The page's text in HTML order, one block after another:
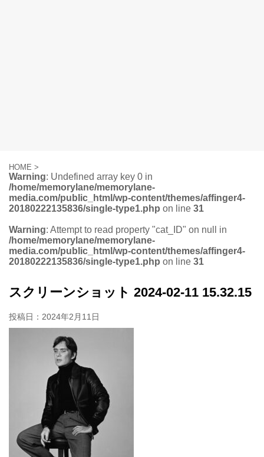
HOME >
Warning: Undefined array key 0 in
/home/memorylane/memorylane-
media.com/public_html/wp-content/themes/affinger4-
20180222135836/single-type1.php on line 31
Warning: Attempt to read property "cat_ID" on null in
/home/memorylane/memorylane-
media.com/public_html/wp-content/themes/affinger4-
20180222135836/single-type1.php on line 31
スクリーンショット 2024-02-11 15.32.15
投稿日： 2024年2月11日